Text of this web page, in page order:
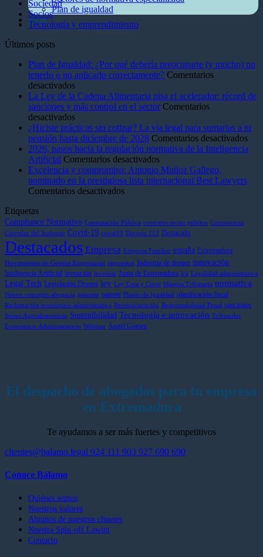
Plan de igualdad
Blog
Sociedad
Socios
Tecnología y emprendimiento
Últimos posts
Plan de Igualdad: ¿Por qué debería preocuparte (y mucho) no
tenerlo o no aplicarlo correctamente? Comentarios
desactivadosen
Plan
de
Igualdad:
¿Por
qué
debería
preocuparte
(y
mucho)
no
no
aplicarlo
correctamente?
La Ley de la Cadena Alimentaria pisa el acelerador: récord de
sanciones y más control en el sector Comentarios
desactivadosen
La
Ley
de
la
Cadena
Alimentaria
pisa
récord
de
sanciones
y
más
control
en
el
sector
¿Hiciste prácticas sin cotizar? La vía legal para sumarlas a tu
pensión hasta diciembre de 2028 Comentarios desactivadosen
2026, pasos hacia la regulación normativa de la Inteligencia
Artificial Comentarios desactivadosen
2026,
pasos
normativa
de
Inteligencia
Artificial
Excelencia y compromiso: Antonio Muñoz Gallego,
nominado en la prestigiosa lista internacional Best Lawyers
Comentarios desactivadosen
compromiso:
Antonio
Gallego,
nominado
en
la
prestigiosa
lista
internacional
Best
Etiquetas
Compliance Normativo Contratación Pública contratos sector público Coronavirus
Corredor del Sudoeste Covid-19 covid19 Decreto 113 Destacado
Destacados Empresa Empresa Familiar españa Extremadura
Herramientas de Gestión Empresarial impuestos Industria de drones innovación
Inteligencia Artificial invención inventar Junta de Extremadura lca Legalidad administrativa
Legal Tech Legislación Drones ley Ley Crea y Crece Materia Tributaria normativa
Nuevo concepto abogacía patentar patente Planes de Igualdad planificación fiscal
Reclamación económico-administrativa Reestructuración Responsabilidad Penal sanciones
Sector Agroalimentario Sostenibilidad Tecnología e innovación Tribunales
Económico-Administrativos Webinar Ángel Gómez
El despacho de abogados para tu empresa
en Extremadura
Te ayudamos a ser más fuertes y competitivos
clientes@balamo.legal 924 111 903 927 690 690
Conoce Bálamo
Quiénes somos
Nuestros valores
Algunos de nuestros clinetes
Nuestra Spin-off Lawint
Contacto